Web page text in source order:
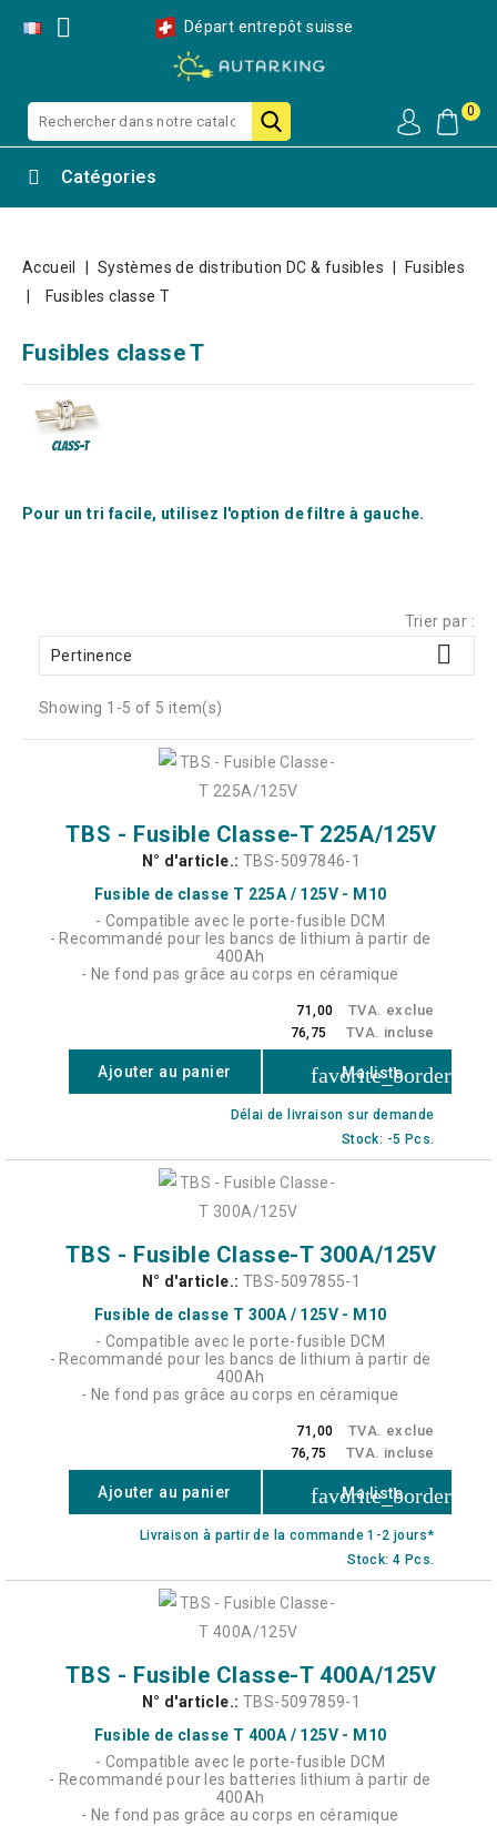
Départ entrepôt suisse
0

Catégories
Accueil Systèmes de distribution DC & fusibles
Fusibles
Fusibles classe T
Fusibles classe T
Pour un tri facile, utilisez l'option de filtre à gauche.
Trier par :
Pertinence

Showing 1-5 of 5 item(s)
TBS - Fusible Classe-T 225A/125V
N° d'article.: TBS-5097846-1
Fusible de classe T 225A / 125V - M10
- Compatible avec le porte-fusible DCM
- Recommandé pour les bancs de lithium à partir de
400Ah
- Ne fond pas grâce au corps en céramique
71,00 TVA. exclue
76,75 TVA. incluse
Ajouter au panier favorite_border
Ma liste
Délai de livraison sur demande
Stock: -5 Pcs.
TBS - Fusible Classe-T 300A/125V
N° d'article.: TBS-5097855-1
Fusible de classe T 300A / 125V - M10
- Compatible avec le porte-fusible DCM
- Recommandé pour les bancs de lithium à partir de
400Ah
- Ne fond pas grâce au corps en céramique
71,00 TVA. exclue
76,75 TVA. incluse
Ajouter au panier favorite_border
Ma liste
Livraison à partir de la commande 1-2 jours*
Stock: 4 Pcs.
TBS - Fusible Classe-T 400A/125V
N° d'article.: TBS-5097859-1
Fusible de classe T 400A / 125V - M10
- Compatible avec le porte-fusible DCM
- Recommandé pour les batteries lithium à partir de
400Ah
- Ne fond pas grâce au corps en céramique